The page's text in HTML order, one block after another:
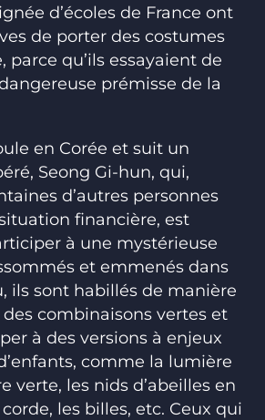
d’écoles de France ont
de porter des costumes
parce qu’ils essayaient de
prémisse de la
en Corée et suit un
Seong Gi-hun, qui,
d’autres personnes
financière, est
à une mystérieuse
et emmenés dans
ils sont habillés de manière
combinaisons vertes et
à des versions à enjeux
comme la lumière
verte, les nids d’abeilles en
les billes, etc. Ceux qui